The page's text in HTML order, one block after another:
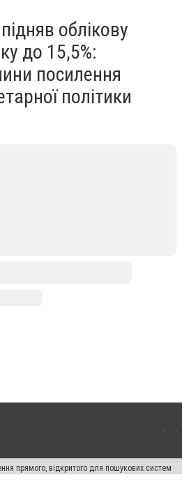
облікову
до 15,5%:
посилення
політики
прямого, відкритого для пошукових систем